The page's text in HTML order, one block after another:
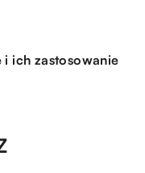
i ich zastosowanie